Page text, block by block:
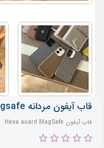
قاب آیفون مردانه hexa auard magsafe در سه رنگ
قاب آیفون Hexa auard MagSafe